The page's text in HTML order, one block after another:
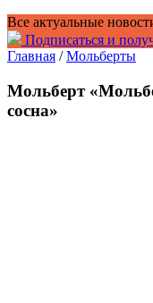
Все актуальные
Подписаться и
Главная /Мольберты
Мольберт
сосна»